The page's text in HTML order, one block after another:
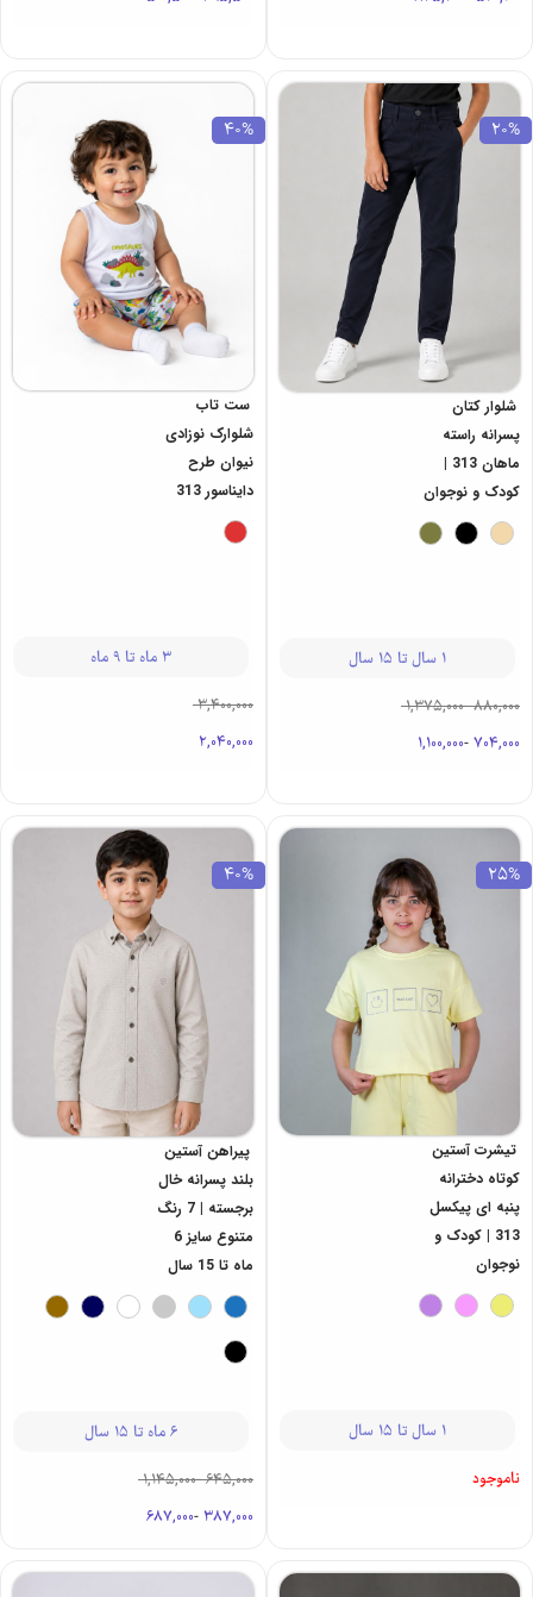
20%
شلوار کتان
پسرانه راسته
ماهان 313 |
کودک و نوجوان
1 سال تا 15 سال
880,000
-
1,375,000
704,000
-
1,100,000
40%
ست تاب
شلوارک نوزادی
نیوان طرح
دایناسور 313
3 ماه تا 9 ماه
3,400,000
2,040,000
25%
تیشرت آستین
کوتاه دخترانه
پنبه ای پیکسل
313 | کودک و
نوجوان
1 سال تا 15 سال
ناموجود
40%
پیراهن آستین
بلند پسرانه خال
برجسته | 7 رنگ
متنوع سایز 6
ماه تا 15 سال
6 ماه تا 15 سال
645,000
-
1,145,000
387,000
-
687,000